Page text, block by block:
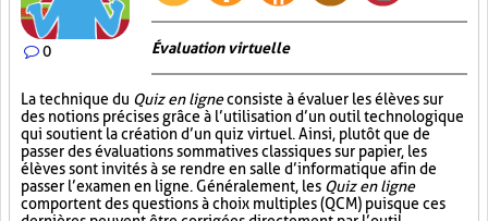
0 Évaluation virtuelle
La technique du Quiz en ligneconsiste à évaluer les élèves sur
des notions précises grâce à l’utilisation d’un outil technologique
qui soutient la création d’un quiz virtuel. Ainsi, plutôt que de
passer des évaluations sommatives classiques sur papier, les
élèves sont invités à se rendre en salle d’informatique afin de
passer l’examen en ligne. Généralement, les Quiz en ligne
comportent des questions à choix multiples (QCM) puisque ces